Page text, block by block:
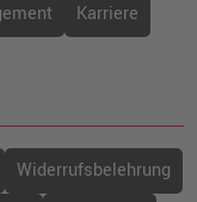
Karriere
Widerrufsbelehrung